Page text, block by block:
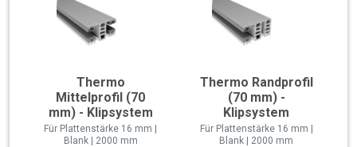
Thermo
Mittelprofil (70
mm) - Klipsystem
Für Plattenstärke 16 mm |
Blank | 2000 mm
Thermo Randprofil
(70 mm) -
Klipsystem
Für Plattenstärke 16 mm |
Blank | 2000 mm